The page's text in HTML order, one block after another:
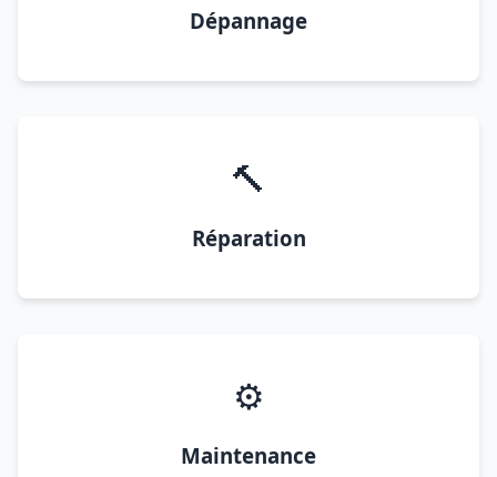
Dépannage
🔨
Réparation
⚙️
Maintenance